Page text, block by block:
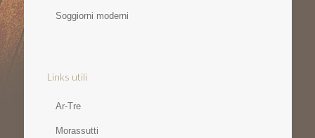
Soggiorni moderni
Links utili
Ar-Tre
Morassutti